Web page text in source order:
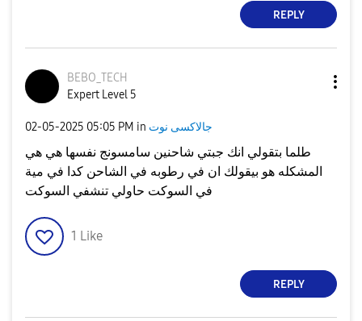
REPLY
BEBO_TECH
Expert Level 5
‎02-05-2025 05:05 PM in جالاكسى نوت
طلما بتقولي انك جبتي شاحنين سامسونج نفسها هي هي
المشكله هو بيقولك ان في رطوبه في الشاحن كدا في مية
في السوكت حاولي تنشفي السوكت
1 Like
REPLY